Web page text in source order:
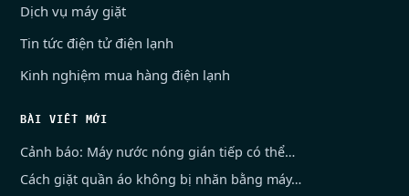
Dịch vụ máy giặt
Tin tức điện tử điện lạnh
Kinh nghiệm mua hàng điện lạnh
BÀI VIẾT MỚI
Cảnh báo: Máy nước nóng gián tiếp có thể…
Cách giặt quần áo không bị nhăn bằng máy…